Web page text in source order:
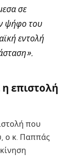
σε
ψήφο του
εντολή
η επιστολή
που
ο κ. Παππάς